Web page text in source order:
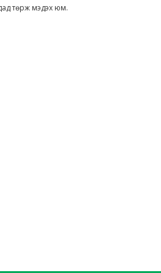
төрж мэдэх юм.